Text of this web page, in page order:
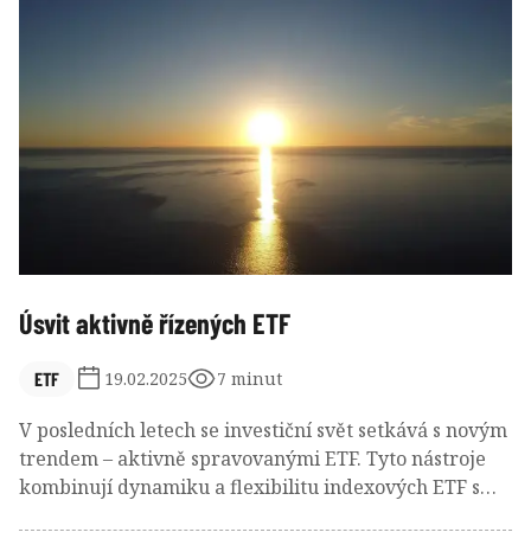
dluhopisových indexů vyjadřujících průměrné
chování trhu. Pasivně spravovaná ETF a indexové
podílové fondy totiž vycházejí z pohledu výkonnosti
daleko úspěšněji než jejich aktivně řízení konkurenti.
Podívejme se na tvrdé statistiky.
Úsvit aktivně řízených ETF
ETF 19.02.2025 7 minut
V posledních letech se investiční svět setkává s novým
trendem – aktivně spravovanými ETF. Tyto nástroje
kombinují dynamiku a flexibilitu indexových ETF s